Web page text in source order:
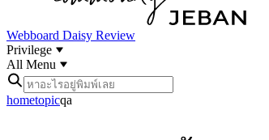
Webboard Daisy Review
Privilege
All Menu
hometopicqa